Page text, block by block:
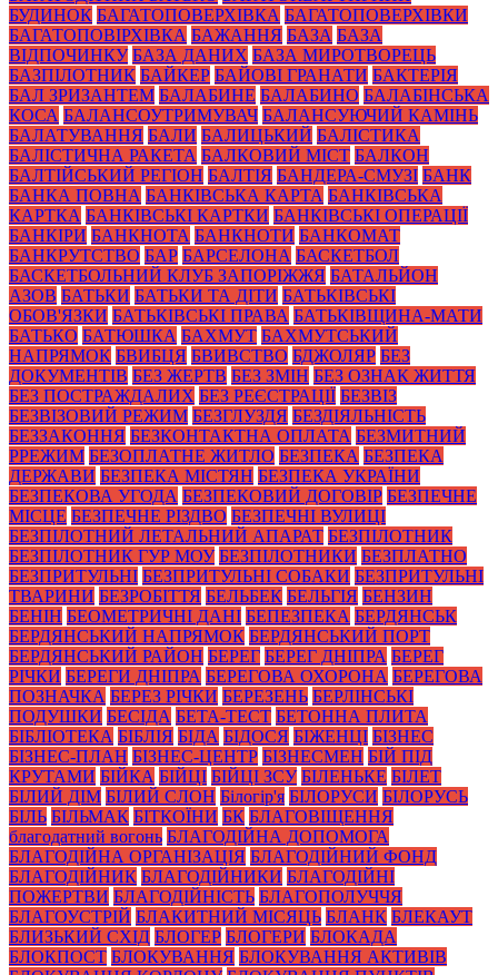
БУДИНОК БАГАТОПОВЕРХІВКА БАГАТОПОВЕРХІВКИ
БАГАТОПОВІРХІВКА БАЖАННЯ БАЗА БАЗА
ВІДПОЧИНКУ БАЗА ДАНИХ БАЗА МИРОТВОРЕЦЬ
БАЗПІЛОТНИК БАЙКЕР БАЙОВІ ГРАНАТИ БАКТЕРІЯ
БАЛ ЗРИЗАНТЕМ БАЛАБИНЕ БАЛАБИНО БАЛАБІНСЬКА
КОСА БАЛАНСОУТРИМУВАЧ БАЛАНСУЮЧИЙ КАМІНЬ
БАЛАТУВАННЯ БАЛИ БАЛИЦЬКИЙ БАЛІСТИКА
БАЛІСТИЧНА РАКЕТА БАЛКОВИЙ МІСТ БАЛКОН
БАЛТІЙСЬКИЙ РЕГІОН БАЛТІЯ БАНДЕРА-СМУЗІ БАНК
БАНКА ПОВНА БАНКІВСЬКА КАРТА БАНКІВСЬКА
КАРТКА БАНКІВСЬКІ КАРТКИ БАНКІВСЬКІ ОПЕРАЦІЇ
БАНКІРИ БАНКНОТА БАНКНОТИ БАНКОМАТ
БАНКРУТСТВО БАР БАРСЕЛОНА БАСКЕТБОЛ
БАСКЕТБОЛЬНИЙ КЛУБ ЗАПОРІЖЖЯ БАТАЛЬЙОН
АЗОВ БАТЬКИ БАТЬКИ ТА ДІТИ БАТЬКІВСЬКІ
ОБОВ'ЯЗКИ БАТЬКІВСЬКІ ПРАВА БАТЬКІВЩИНА-МАТИ
БАТЬКО БАТЮШКА БАХМУТ БАХМУТСЬКИЙ
НАПРЯМОК БВИБЦЯ БВИВСТВО БДЖОЛЯР БЕЗ
ДОКУМЕНТІВ БЕЗ ЖЕРТВ БЕЗ ЗМІН БЕЗ ОЗНАК ЖИТТЯ
БЕЗ ПОСТРАЖДАЛИХ БЕЗ РЕЄСТРАЦІЇ БЕЗВІЗ
БЕЗВІЗОВИЙ РЕЖИМ БЕЗГЛУЗДЯ БЕЗДІЯЛЬНІСТЬ
БЕЗЗАКОННЯ БЕЗКОНТАКТНА ОПЛАТА БЕЗМИТНИЙ
РРЕЖИМ БЕЗОПЛАТНЕ ЖИТЛО БЕЗПЕКА БЕЗПЕКА
ДЕРЖАВИ БЕЗПЕКА МІСТЯН БЕЗПЕКА УКРАЇНИ
БЕЗПЕКОВА УГОДА БЕЗПЕКОВИЙ ДОГОВІР БЕЗПЕЧНЕ
МІСЦЕ БЕЗПЕЧНЕ РІЗДВО БЕЗПЕЧНІ ВУЛИЦІ
БЕЗПІЛОТНИЙ ЛЕТАЛЬНИЙ АПАРАТ БЕЗПІЛОТНИК
БЕЗПІЛОТНИК ГУР МОУ БЕЗПІЛОТНИКИ БЕЗПЛАТНО
БЕЗПРИТУЛЬНІ БЕЗПРИТУЛЬНІ СОБАКИ БЕЗПРИТУЛЬНІ
ТВАРИНИ БЕЗРОБІТТЯ БЕЛЬБЕК БЕЛЬГІЯ БЕНЗИН
БЕНІН БЕОМЕТРИЧНІ ДАНІ БЕПЕЗПЕКА БЕРДЯНСЬК
БЕРДЯНСЬКИЙ НАПРЯМОК БЕРДЯНСЬКИЙ ПОРТ
БЕРДЯНСЬКИЙ РАЙОН БЕРЕГ БЕРЕГ ДНІПРА БЕРЕГ
РІЧКИ БЕРЕГИ ДНІПРА БЕРЕГОВА ОХОРОНА БЕРЕГОВА
ПОЗНАЧКА БЕРЕЗ РІЧКИ БЕРЕЗЕНЬ БЕРЛІНСЬКІ
ПОДУШКИ БЕСІДА БЕТА-ТЕСТ БЕТОННА ПЛИТА
БІБЛІОТЕКА БІБЛІЯ БІДА БІДОСЯ БІЖЕНЦІ БІЗНЕС
БІЗНЕС-ПЛАН БІЗНЕС-ЦЕНТР БІЗНЕСМЕН БІЙ ПІД
КРУТАМИ БІЙКА БІЙЦІ БІЙЦІ ЗСУ БІЛЕНЬКЕ БІЛЕТ
БІЛИЙ ДІМ БІЛИЙ СЛОН Білогір'я БІЛОРУСИ БІЛОРУСЬ
БІЛЬ БІЛЬМАК БІТКОЇНИ БК БЛАГОВІЩЕННЯ
благодатний вогонь БЛАГОДІЙНА ДОПОМОГА
БЛАГОДІЙНА ОРГАНІЗАЦІЯ БЛАГОДІЙНИЙ ФОНД
БЛАГОДІЙНИК БЛАГОДІЙНИКИ БЛАГОДІЙНІ
ПОЖЕРТВИ БЛАГОДІЙНІСТЬ БЛАГОПОЛУЧЧЯ
БЛАГОУСТРІЙ БЛАКИТНИЙ МІСЯЦЬ БЛАНК БЛЕКАУТ
БЛИЗЬКИЙ СХІД БЛОГЕР БЛОГЕРИ БЛОКАДА
БЛОКПОСТ БЛОКУВАННЯ БЛОКУВАННЯ АКТИВІВ